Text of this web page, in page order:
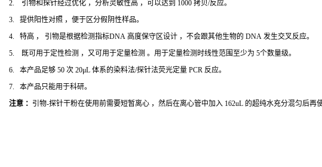
2. 引物和探针经过优化 ，分析灵敏性高 ，可以达到 1000 拷贝/反应。
3. 提供阳性对照 ，便于区分假阴性样品。
4. 特高 ， 引物是根据检测指标DNA 高度保守区设计 ，不会跟其他生物的 DNA 发生交叉反应。
5. 既可用于定性检测 ，又可用于定量检测 。用于定量检测时线性范围至少为 5个数量级。
6. 本产品足够 50 次 20μL 体系的染料法/探针法荧光定量 PCR 反应。
7. 本产品只能用于科研。
注意 ： 引物-探针干粉在使用前需要短暂离心 ，然后在离心管中加入 162uL 的超纯水充分混匀后再